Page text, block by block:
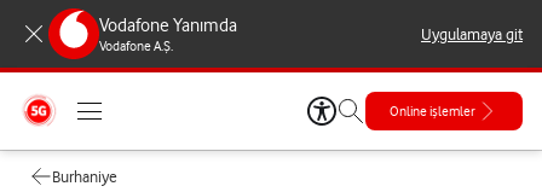
Vodafone Yanımda
Vodafone A.Ş.
Uygulamaya git
Online işlemler
Burhaniye